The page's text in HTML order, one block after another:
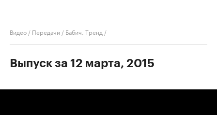
Видео / Передачи / Бабич. Тренд /
Выпуск за 12 марта, 2015